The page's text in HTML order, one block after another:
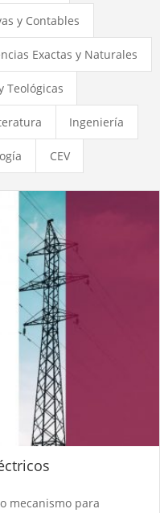
y Contables
Exactas y Naturales
Teológicas
Ingeniería
CEV
mecanismo para